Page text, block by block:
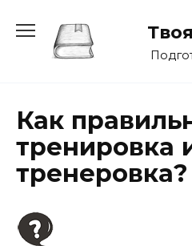
содержанию
Как
тренировка
тренеровка?